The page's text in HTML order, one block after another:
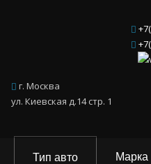
г. Москва
ул. Киевская д.14 стр. 1
Тип авто Марка